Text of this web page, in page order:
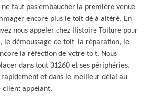
faut pas embaucher la première venue
encore plus le toit déjà altéré. En
nous appeler chez Histoire Toiture pour
le démoussage de toit, la réparation, le
la réfection de votre toit. Nous
dans tout 31260 et ses périphéries.
rapidement et dans le meilleur délai au
client appelant.